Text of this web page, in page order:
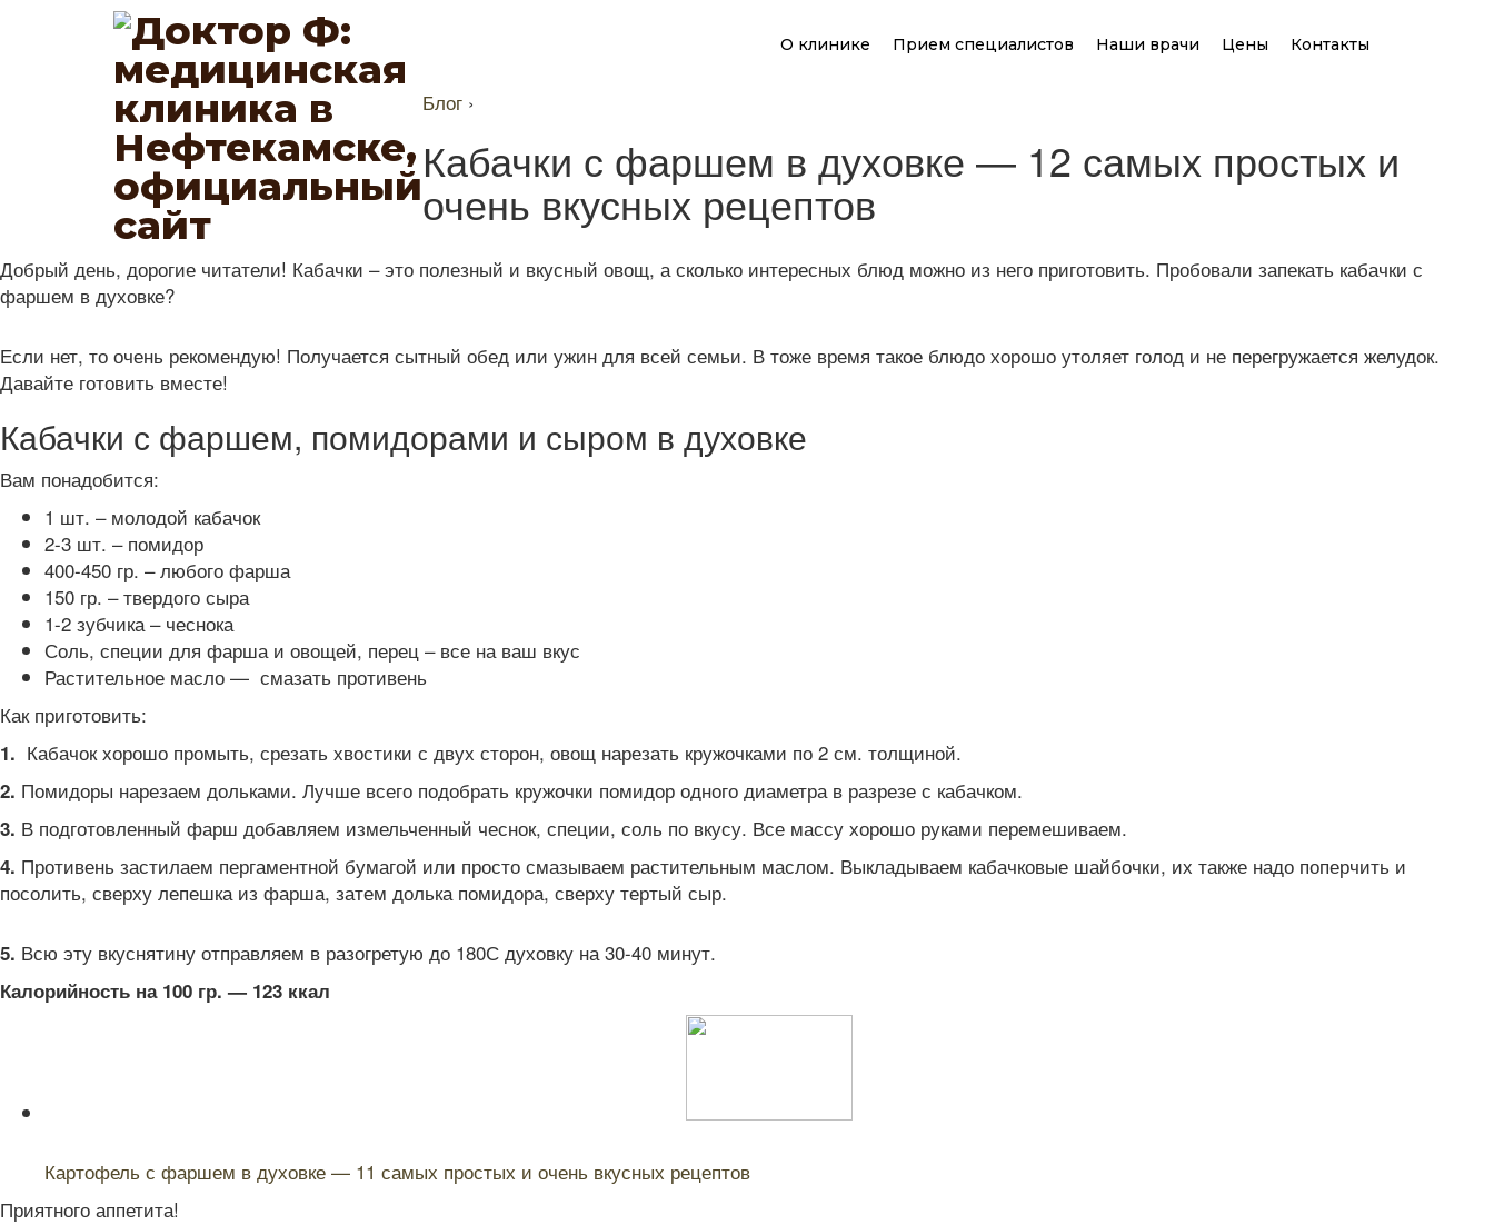
О клинике Прием специалистов Наши врачи Цены Контакты
Блог ›
Кабачки с фаршем в духовке — 12 самых простых и
очень вкусных рецептов
Добрый день, дорогие читатели! Кабачки – это полезный и вкусный овощ, а сколько интересных блюд можно из него приготовить. Пробовали запекать кабачки с
фаршем в духовке?
Если нет, то очень рекомендую! Получается сытный обед или ужин для всей семьи. В тоже время такое блюдо хорошо утоляет голод и не перегружается желудок.
Давайте готовить вместе!
Кабачки с фаршем, помидорами и сыром в духовке
Вам понадобится:
1 шт. – молодой кабачок
2-3 шт. – помидор
400-450 гр. – любого фарша
150 гр. – твердого сыра
1-2 зубчика – чеснока
Соль, специи для фарша и овощей, перец – все на ваш вкус
Растительное масло — смазать противень
Как приготовить:
1. Кабачок хорошо промыть, срезать хвостики с двух сторон, овощ нарезать кружочками по 2 см. толщиной.
2. Помидоры нарезаем дольками. Лучше всего подобрать кружочки помидор одного диаметра в разрезе с кабачком.
3. В подготовленный фарш добавляем измельченный чеснок, специи, соль по вкусу. Все массу хорошо руками перемешиваем.
4. Противень застилаем пергаментной бумагой или просто смазываем растительным маслом. Выкладываем кабачковые шайбочки, их также надо поперчить и
посолить, сверху лепешка из фарша, затем долька помидора, сверху тертый сыр.
5. Всю эту вкуснятину отправляем в разогретую до 180С духовку на 30-40 минут.
Калорийность на 100 гр. — 123 ккал
Картофель с фаршем в духовке — 11 самых простых и очень вкусных рецептов
Приятного аппетита!